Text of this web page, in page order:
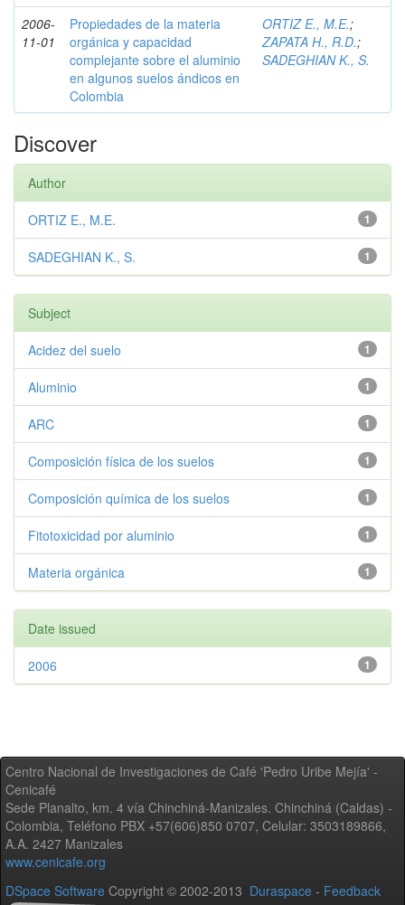
2006-
11-01
Propiedades de la materia
orgánica y capacidad
complejante sobre el aluminio
en algunos suelos ándicos en
Colombia
ORTIZ E., M.E.;
ZAPATA H., R.D.;
SADEGHIAN K., S.
Discover
Author
1
ORTIZ E., M.E.
1
SADEGHIAN K., S.
Subject
1
Acidez del suelo
1
Aluminio
1
ARC
1
Composición física de los suelos
1
Composición química de los suelos
1
Fitotoxicidad por aluminio
1
Materia orgánica
Date issued
1
2006
Centro Nacional de Investigaciones de Café 'Pedro Uribe Mejía' -
Cenicafé
Sede Planalto, km. 4 vía Chinchiná-Manizales. Chinchiná (Caldas) -
Colombia, Teléfono PBX +57(606)850 0707, Celular: 3503189866,
A.A. 2427 Manizales
www.cenicafe.org
DSpace Software Copyright © 2002-2013 Duraspace - Feedback